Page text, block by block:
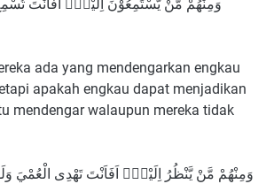
وَمِنْهُمْ مَّنْ يَّسْتَمِعُوْنَ اِلَيْكَۗ اَفَاَنْتَ تُسْمِعُ
ada yang mendengarkan engkau
apakah engkau dapat menjadikan
mendengar walaupun mereka tidak
وَمِنْهُمْ مَّنْ يَّنْظُرُ اِلَيْكَۗ اَفَاَنْتَ تَهْدِى الْعُمْيَ